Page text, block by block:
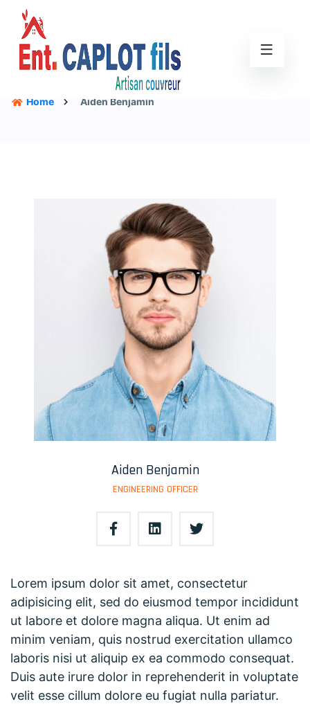
Home Aiden Benjamin
Aiden Benjamin
ENGINEERING OFFICER
Lorem ipsum dolor sit amet, consectetur
adipisicing elit, sed do eiusmod tempor incididunt
ut labore et dolore magna aliqua. Ut enim ad
minim veniam, quis nostrud exercitation ullamco
laboris nisi ut aliquip ex ea commodo consequat.
Duis aute irure dolor in reprehenderit in voluptate
velit esse cillum dolore eu fugiat nulla pariatur.